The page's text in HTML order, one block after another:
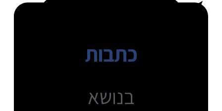
כתבות
בנושא